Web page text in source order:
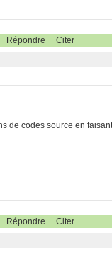
Répondre Citer
de codes source en
Répondre Citer